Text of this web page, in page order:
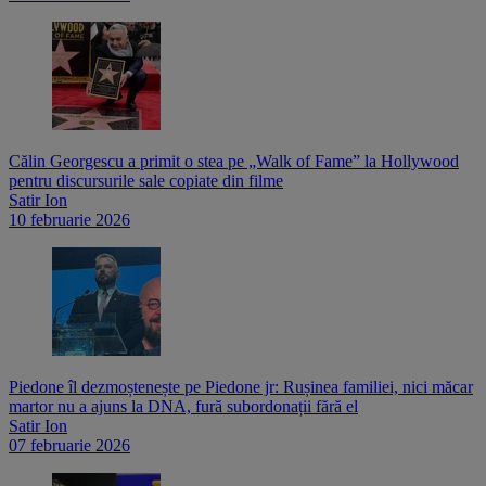
Călin Georgescu a primit o stea pe „Walk of Fame” la Hollywood
pentru discursurile sale copiate din filme
Satir Ion
10 februarie 2026
Piedone îl dezmoștenește pe Piedone jr: Rușinea familiei, nici măcar
martor nu a ajuns la DNA, fură subordonații fără el
Satir Ion
07 februarie 2026